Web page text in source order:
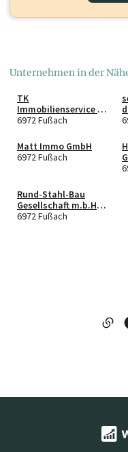
Unternehmen in der
TK
Immobilienservice &
Gebäudereinigung
6972 Fußach
Matt Immo GmbH
6972 Fußach
Rund-Stahl-Bau
Gesellschaft m.b.H.
& Co. KG.
6972 Fußach